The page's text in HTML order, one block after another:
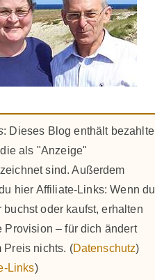
: Dieses Blog enthält bezahlte
als "Anzeige"
sind. Außerdem
hier Affiliate-Links: Wenn du
buchst oder kaufst, erhalten
Provision – für dich ändert
Preis nichts. (Datenschutz)
Links)